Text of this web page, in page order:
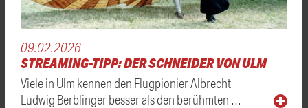
09.02.2026
STREAMING-TIPP: DER SCHNEIDER VON ULM
Viele in Ulm kennen den Flugpionier Albrecht
Ludwig Berblinger besser als den berühmten …